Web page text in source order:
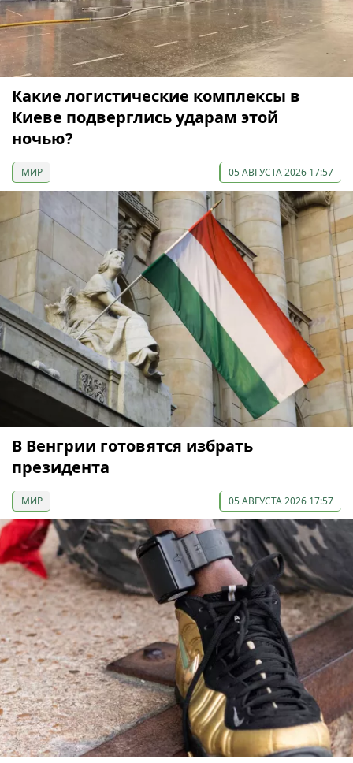
Какие логистические комплексы в
Киеве подверглись ударам этой
ночью?
МИР 05 АВГУСТА 2026 17:57
В Венгрии готовятся избрать
президента
МИР 05 АВГУСТА 2026 17:57